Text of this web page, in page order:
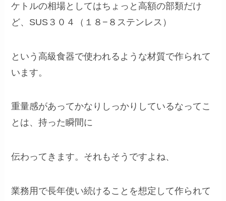
ケトルの相場としてはちょっと高額の部類だけ
ど、SUS３０４（１８−８ステンレス）
という高級食器で使われるような材質で作られて
います。
重量感があってかなりしっかりしているなってこ
とは、持った瞬間に
伝わってきます。それもそうですよね、
業務用で長年使い続けることを想定して作られて